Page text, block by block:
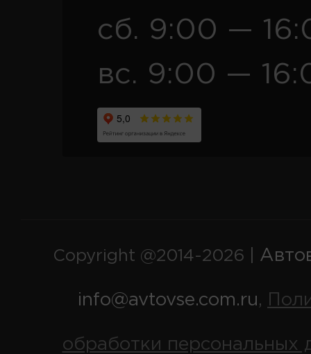
сб. 9:00 —
вс. 9:00 —
Copyright @2014-2026 |
info@avtovse.com.ru,
обработки персональных